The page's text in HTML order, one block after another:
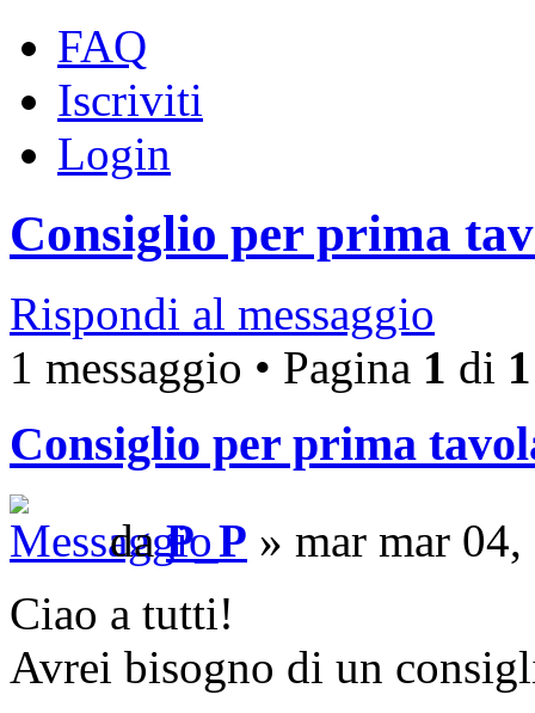
FAQ
Iscriviti
Login
Consiglio per prima
Rispondi al messaggio
1 messaggio • Pagina 1 di 1
Consiglio per prima
daP_P » mar mar
Ciao a tutti!
Avrei bisogno di un